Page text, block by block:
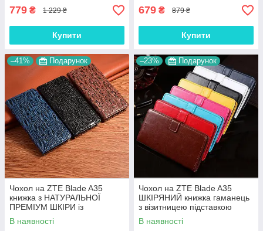
779 ₴ 1 229 ₴
Купити
679 ₴ 879 ₴
Купити
–41% Подарунок
Чохол на ZTE Blade A35
книжка з НАТУРАЛЬНОЇ
ПРЕМІУМ ШКІРИ із
підставкою протиударний
магнітний "DRAGON"
В наявності
–23% Подарунок
Чохол на ZTE Blade A35
ШКІРЯНИЙ книжка гаманець
з візитницею підставкою
протиударний "BENTYAGA"
В наявності